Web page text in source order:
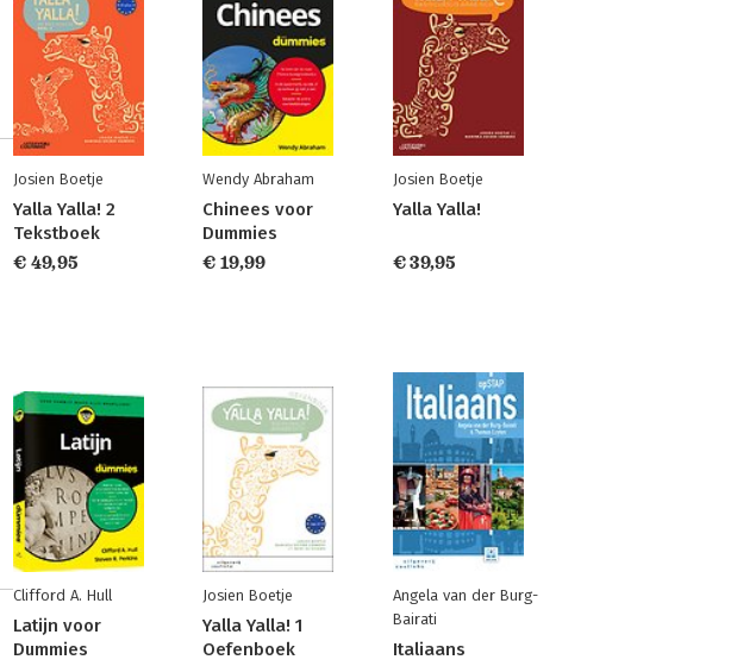
Josien Boetje
Yalla Yalla! 2
Tekstboek
€ 49,95
Wendy Abraham
Chinees voor
Dummies
€ 19,99
Josien Boetje
Yalla Yalla!
€ 39,95
Clifford A. Hull
Latijn voor
Dummies
Josien Boetje
Yalla Yalla! 1
Oefenboek
Angela van der Burg-
Bairati
Italiaans